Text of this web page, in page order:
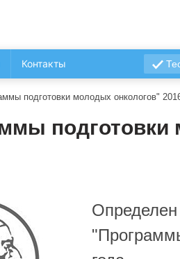
Контакты
подготовки молодых онкологов"
подготовки
Определен